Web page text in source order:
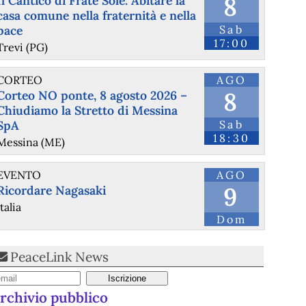
8
Sab
17:00
comune nella fraternità e nella
(PG)
AGO
8
Sab
18:30
NO ponte, 8 agosto 2026 –
la Stretto di Messina
(ME)
AGO
9
Dom
Nagasaki
PeaceLink News
pubblico